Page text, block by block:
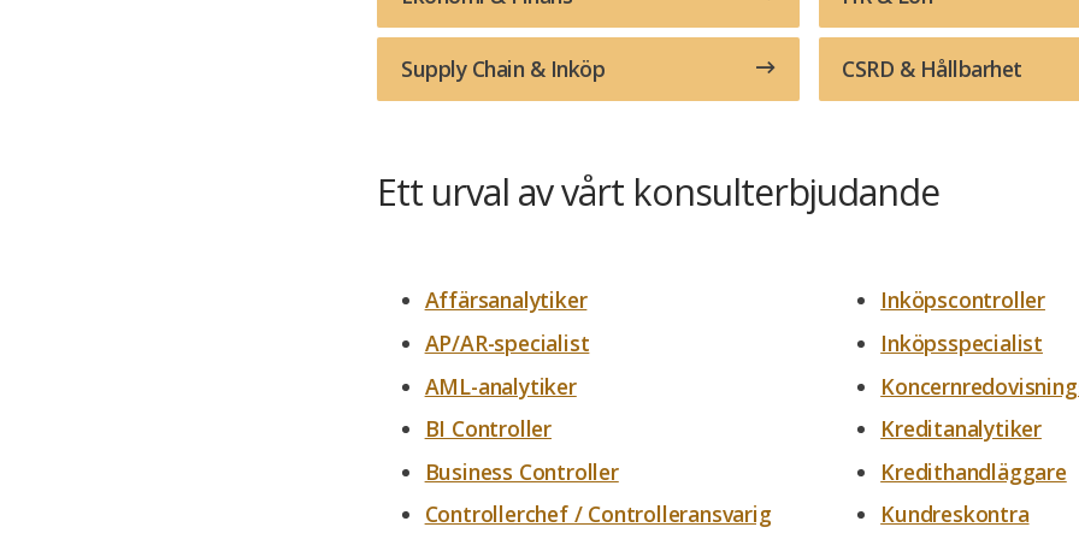
Supply Chain & Inköp CSRD & Hållbarhet
Ett urval av vårt konsulterbjudande
Affärsanalytiker
AP/AR-specialist
AML-analytiker
BI Controller
Business Controller
Controllerchef / Controlleransvarig
Inköpscontroller
Inköpsspecialist
Kreditanalytiker
Kredithandläggare
Kundreskontra